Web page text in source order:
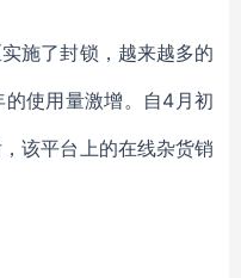
施了封锁，越来越多的
使用量激增。自4月初
该平台上的在线杂货销